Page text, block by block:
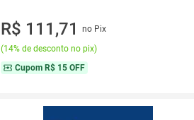
R$ 111,71
no Pix
(14% de desconto no pix)
Cupom R$ 15 OFF